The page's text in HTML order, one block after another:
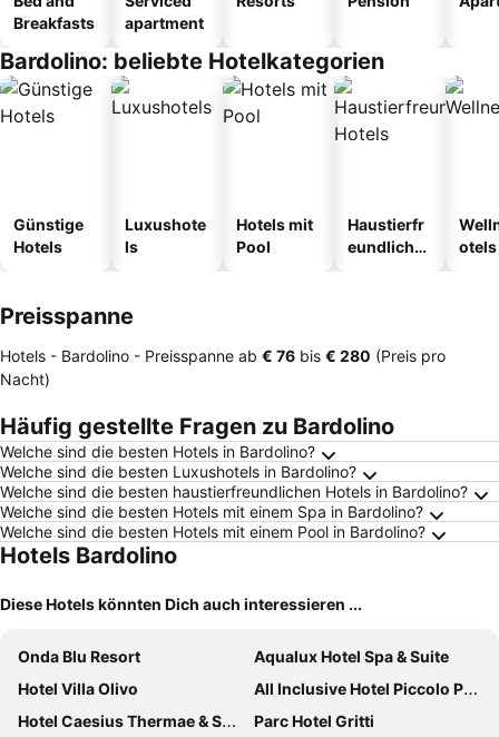
Breakfasts
apartment
Bardolino: beliebte Hotelkategorien
Günstige
Hotels
Luxushote
ls
Hotels mit
Pool
Haustierfr
eundliche
otels
Preisspanne
Hotels - Bardolino - Preisspanne ab ‎€ 76 bis ‎€ 280 (Preis pro
Nacht)
Häufig gestellte Fragen zu Bardolino
Welche sind die besten Hotels in Bardolino?
Welche sind die besten Luxushotels in Bardolino?
Welche sind die besten haustierfreundlichen Hotels in Bardolino?
Welche sind die besten Hotels mit einem Spa in Bardolino?
Welche sind die besten Hotels mit einem Pool in Bardolino?
Hotels Bardolino
Diese Hotels könnten Dich auch interessieren ...
Onda Blu Resort
Aqualux Hotel Spa & Suite
Hotel Villa Olivo
All Inclusive Hotel Piccolo Paradiso
Hotel Caesius Thermae & Spa Resort
Parc Hotel Gritti